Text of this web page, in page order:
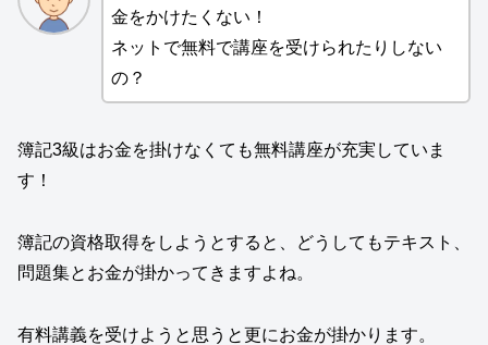
金をかけたくない！
ネットで無料で講座を受けられたりしない
の？
簿記3級はお金を掛けなくても無料講座が充実していま
す！
簿記の資格取得をしようとすると、どうしてもテキスト、
問題集とお金が掛かってきますよね。
有料講義を受けようと思うと更にお金が掛かります。